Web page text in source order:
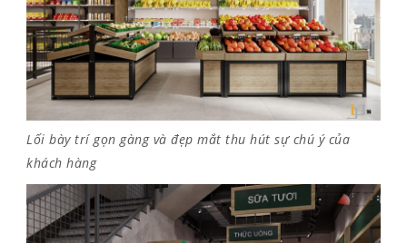
Lối bày trí gọn gàng và đẹp mắt thu hút sự chú ý của
khách hàng